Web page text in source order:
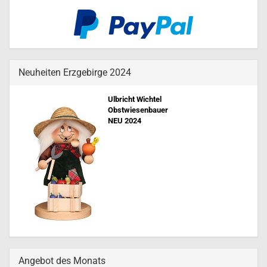
Neuheiten Erzgebirge 2024
Ulbricht Wichtel
Obstwiesenbauer
NEU 2024
Angebot des Monats